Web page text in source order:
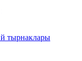
тырнаклары